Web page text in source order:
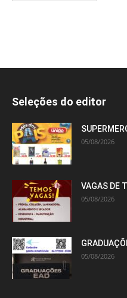
Seleções do editor
05/08/2026
VAGAS DE
05/08/2026
05/08/2026